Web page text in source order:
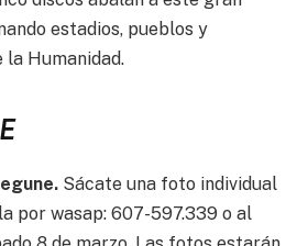
estadios, pueblos y
la Humanidad.
Sácate una foto individual
por wasap: 607-597.339 o al